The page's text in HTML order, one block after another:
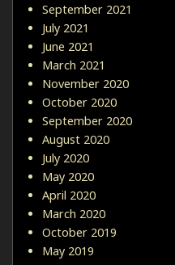
September 2021
July 2021
June 2021
March 2021
November 2020
October 2020
September 2020
August 2020
July 2020
May 2020
April 2020
March 2020
October 2019
May 2019